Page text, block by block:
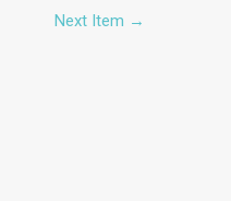
Next Item →